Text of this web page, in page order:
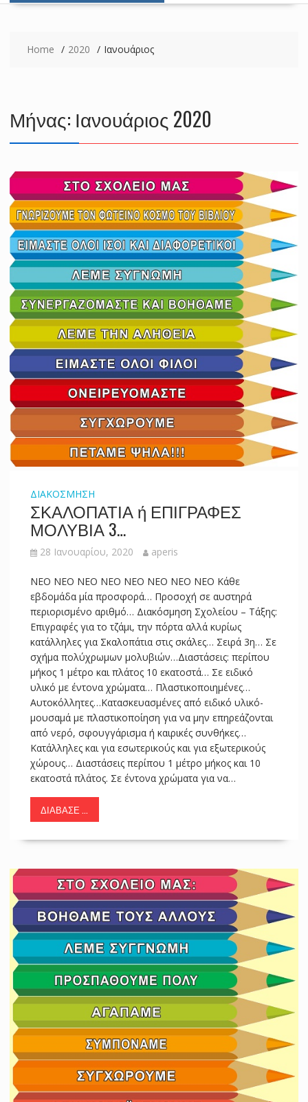
Home 2020 Ιανουάριος
Μήνας: Ιανουάριος 2020
ΔΙΑΚΟΣΜΗΣΗ
ΣΚΑΛΟΠΑΤΙΑ ή ΕΠΙΓΡΑΦΕΣ
ΜΟΛΥΒΙΑ 3…
28 Ιανουαρίου, 2020 aperis
NEO NEO NEO NEO NEO NEO NEO NEO Κάθε
εβδομάδα μία προσφορά… Προσοχή σε αυστηρά
περιορισμένο αριθμό… Διακόσμηση Σχολείου – Τάξης:
Επιγραφές για το τζάμι, την πόρτα αλλά κυρίως
κατάλληλες για Σκαλοπάτια στις σκάλες… Σειρά 3η… Σε
σχήμα πολύχρωμων μολυβιών…Διαστάσεις: περίπου
μήκος 1 μέτρο και πλάτος 10 εκατοστά… Σε ειδικό
υλικό με έντονα χρώματα… Πλαστικοποιημένες…
Αυτοκόλλητες…Κατασκευασμένες από ειδικό υλικό-
μουσαμά με πλαστικοποίηση για να μην επηρεάζονται
από νερό, σφουγγάρισμα ή καιρικές συνθήκες…
Κατάλληλες και για εσωτερικούς και για εξωτερικούς
χώρους… Διαστάσεις περίπου 1 μέτρο μήκος και 10
εκατοστά πλάτος. Σε έντονα χρώματα για να…
ΔΙΆΒΑΣΕ ...